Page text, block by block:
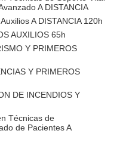
A DISTANCIA
A DISTANCIA 120h
AUXILIOS 65h
Y PRIMEROS
Y PRIMEROS
DE INCENDIOS Y
Técnicas de
de Pacientes A